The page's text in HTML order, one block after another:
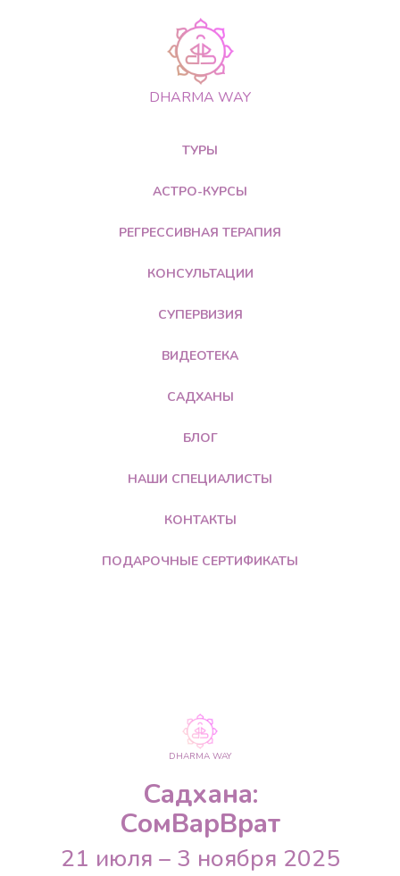
DHARMA WAY
ТУРЫ
АСТРО-КУРСЫ
РЕГРЕССИВНАЯ ТЕРАПИЯ
КОНСУЛЬТАЦИИ
СУПЕРВИЗИЯ
ВИДЕОТЕКА
САДХАНЫ
БЛОГ
НАШИ СПЕЦИАЛИСТЫ
КОНТАКТЫ
ПОДАРОЧНЫЕ СЕРТИФИКАТЫ
Садхана:
СомВарВрат
DHARMA WAY
21 июля – 3 ноября 2025